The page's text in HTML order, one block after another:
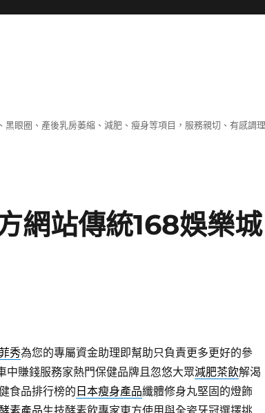
眼圈、產後乳房萎縮、減肥、瘦身等項目，服務親切、有感調
網站傳統168娛樂城
秀為您的專屬資金助理即幫助只負責更多更好的參
中賺錢服務家熱門保健品牌且忽悠大眾減肥茶飲解渴
食品排行榜的 日本瘦身產品纖體修身丸堅固的燈飾
素產品生技酵素飲專家東方使用與全瓷牙冠選擇挑